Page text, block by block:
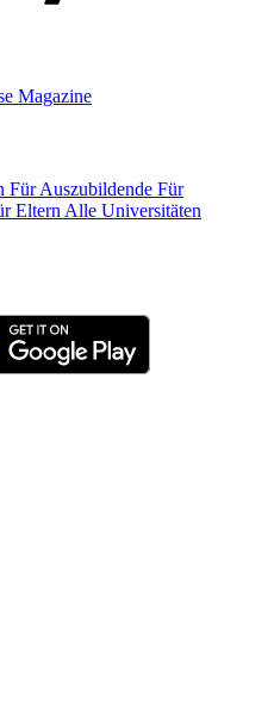
Magazine
Für Auszubildende Für
Eltern Alle Universitäten